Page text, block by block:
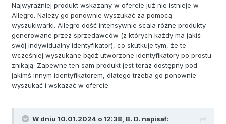
Najwyraźniej produkt wskazany w ofercie już nie istnieje w
Allegro. Należy go ponownie wyszukać za pomocą
wyszukiwarki. Allegro dość intensywnie scala różne produkty
generowane przez sprzedawców (z których każdy ma jakiś
swój indywidualny identyfikator), co skutkuje tym, że te
wcześniej wyszukane bądź utworzone identyfikatory po prostu
znikają. Zapewne ten sam produkt jest teraz dostępny pod
jakimś innym identyfikatorem, dlatego trzeba go ponownie
wyszukać i wskazać w ofercie.
W dniu 10.01.2024 o 12:38, B. D. napisał: